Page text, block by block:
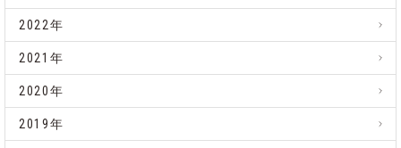
2022年
2021年
2020年
2019年